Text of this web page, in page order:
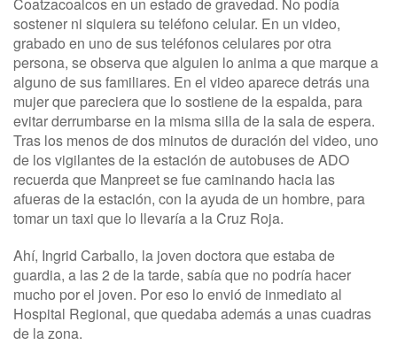
Coatzacoalcos en un estado de gravedad. No podía
sostener ni siquiera su teléfono celular. En un video,
grabado en uno de sus teléfonos celulares por otra
persona, se observa que alguien lo anima a que marque a
alguno de sus familiares. En el video aparece detrás una
mujer que pareciera que lo sostiene de la espalda, para
evitar derrumbarse en la misma silla de la sala de espera.
Tras los menos de dos minutos de duración del video, uno
de los vigilantes de la estación de autobuses de ADO
recuerda que Manpreet se fue caminando hacia las
afueras de la estación, con la ayuda de un hombre, para
tomar un taxi que lo llevaría a la Cruz Roja.
Ahí, Ingrid Carballo, la joven doctora que estaba de
guardia, a las 2 de la tarde, sabía que no podría hacer
mucho por el joven. Por eso lo envió de inmediato al
Hospital Regional, que quedaba además a unas cuadras
de la zona.